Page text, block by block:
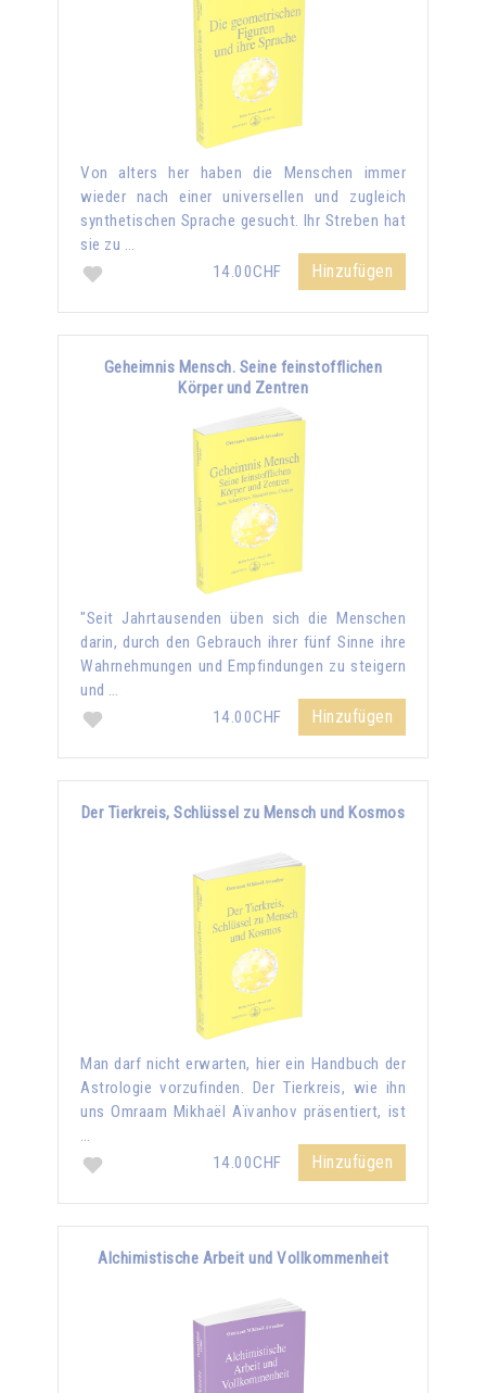
Von alters her haben die Menschen immer
wieder nach einer universellen und zugleich
synthetischen Sprache gesucht. Ihr Streben hat
sie zu …
14.00CHF
Hinzufügen
Geheimnis Mensch. Seine feinstofflichen
Körper und Zentren
"Seit Jahrtausenden üben sich die Menschen
darin, durch den Gebrauch ihrer fünf Sinne ihre
Wahrnehmungen und Empfindungen zu steigern
und …
14.00CHF
Hinzufügen
Der Tierkreis, Schlüssel zu Mensch und Kosmos
Man darf nicht erwarten, hier ein Handbuch der
Astrologie vorzufinden. Der Tierkreis, wie ihn
uns Omraam Mikhaël Aïvanhov präsentiert, ist
…
14.00CHF
Hinzufügen
Alchimistische Arbeit und Vollkommenheit